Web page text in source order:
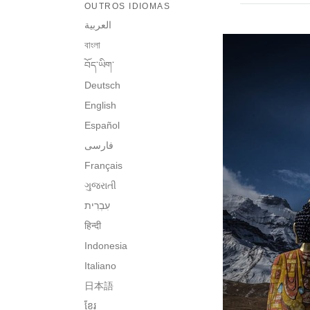
OUTROS IDIOMAS
العربية
বাংলা
བོད་ཡིག་
Deutsch
English
Español
فارسی
Français
ગુજરાતી
हिन्दी
Indonesia
Italiano
日本語
ខ្មែរ